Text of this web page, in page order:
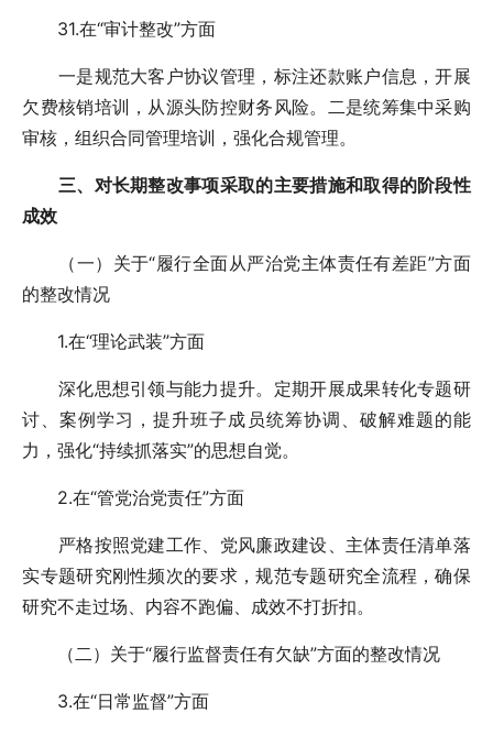
31.在“审计整改”方面
一是规范大客户协议管理，标注还款账户信息，开展
欠费核销培训，从源头防控财务风险。二是统筹集中采购
审核，组织合同管理培训，强化合规管理。
三、对长期整改事项采取的主要措施和取得的阶段性
成效
（一）关于“履行全面从严治党主体责任有差距”方面
的整改情况
1.在“理论武装”方面
深化思想引领与能力提升。定期开展成果转化专题研
讨、案例学习，提升班子成员统筹协调、破解难题的能
力，强化“持续抓落实”的思想自觉。
2.在“管党治党责任”方面
严格按照党建工作、党风廉政建设、主体责任清单落
实专题研究刚性频次的要求，规范专题研究全流程，确保
研究不走过场、内容不跑偏、成效不打折扣。
（二）关于“履行监督责任有欠缺”方面的整改情况
3.在“日常监督”方面